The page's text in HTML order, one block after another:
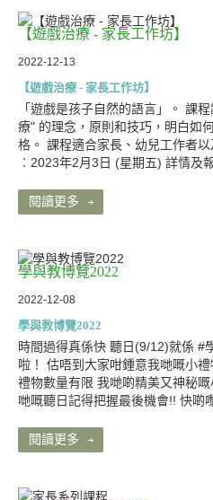
【遊戲治療 - 家長工作坊】
2022-12-13
【遊戲治療 - 家長工作坊】
「遊戲是孩子自然的語言」。 課
療" 的理念，原則和技巧，明白如
格。 課程適合家長、幼兒工作者
︰2023年2月3日 (星期五) 詳情及
閱讀更多
學與教博覽2022
2022-12-08
學與教博覽2022
時間過得真係快 聽日(9/12)就係 #
啦！ 估唔到大家咁鍾意我哋嘅小
禮物數量有限 我哋啲精美又神秘
哋嘅聽日記得把握最後機會!! 快啲
閱讀更多